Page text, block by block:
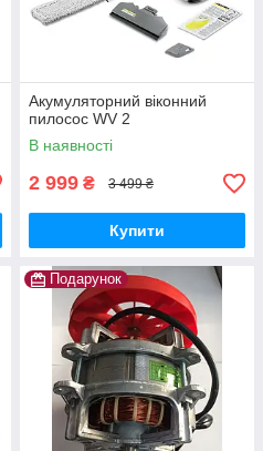
Акумуляторний віконний
пилосос WV 2
В наявності
2 999 ₴ 3 499 ₴
Купити
Подарунок